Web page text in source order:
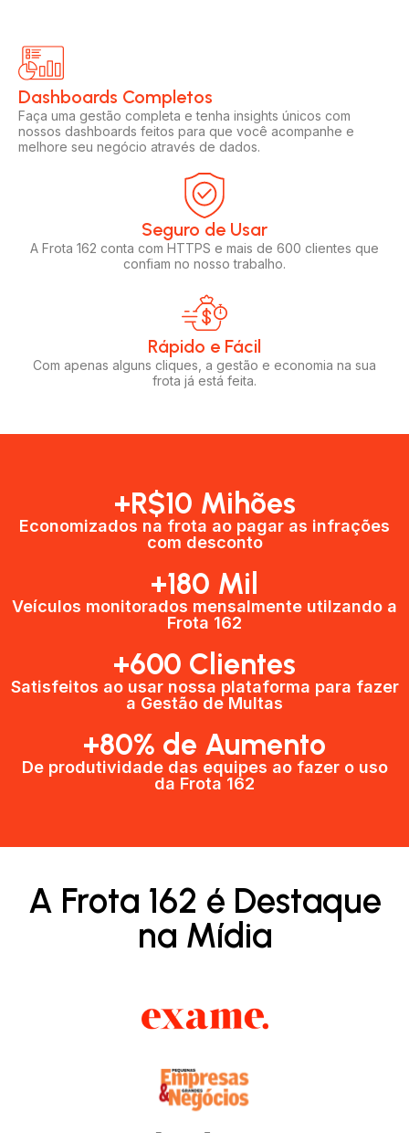
Dashboards Completos​​
Faça uma gestão completa e tenha insights únicos com
nossos dashboards feitos para que você acompanhe e
melhore seu negócio através de dados.
Seguro de Usar​
A Frota 162 conta com HTTPS e mais de 600 clientes que
confiam no nosso trabalho.
Rápido e Fácil​
Com apenas alguns cliques, a gestão e economia na sua
frota já está feita.
+R$10 Mihões
Economizados na frota ao pagar as infrações
com desconto
+180 Mil
Veículos monitorados mensalmente utilzando a
Frota 162
+600 Clientes​
Satisfeitos ao usar nossa plataforma para fazer
a Gestão de Multas​
+80% de Aumento
De produtividade das equipes ao fazer o uso
da Frota 162​
A Frota 162 é Destaque
na Mídia